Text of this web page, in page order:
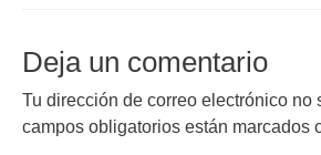
Deja un comentario
Tu dirección de correo electrónico no
campos obligatorios están marcados